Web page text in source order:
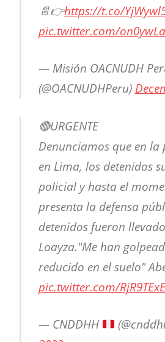
📄👉https://t.co/
pic.twitter.com/
— Misión OACNUDH
(@OACNUDHPeru)
🔴URGENTE
Denunciamos que en la
en Lima, los detenidos
policial y hasta el
presenta la defensa
detenidos fueron
Loayza."Me han
reducido en el suelo"
pic.twitter.com/
— CNDDHH